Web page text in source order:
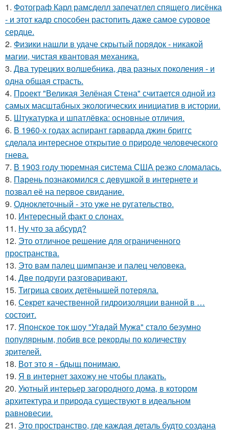
1. Фотограф Карл рамсделл запечатлел спящего лисёнка
- и этот кадр способен растопить даже самое суровое
сердце.
2. Физики нашли в удаче скрытый порядок - никакой
магии, чистая квантовая механика.
3. Два турецких волшебника, два разных поколения - и
одна общая страсть.
4. Проект "Великая Зелёная Стена" считается одной из
самых масштабных экологических инициатив в истории.
5. Штукатурка и шпатлёвка: основные отличия.
6. В 1960-х годах аспирант гарварда джин бриггс
сделала интересное открытие о природе человеческого
гнева.
7. В 1903 году тюремная система США резко сломалась.
8. Пaрень познакомился с девушкой в интернете и
позвал её на первое свидание.
9. Одноклеточный - это уже не ругательство.
10. Интересный факт о слонах.
11. Ну что за абсурд?
12. Это отличное решение для ограниченного
пространства.
13. Это вам палец шимпанзе и палец человека.
14. Две подруги разговаривают.
15. Тигрица своих детёнышей потеряла.
16. Секрет качественной гидроизоляции ванной в …
состоит.
17. Японское ток шоу "Угaдaй Мужa" стaло безумно
популярным, побив все рекорды по количеству
зрителей.
18. Вот это я - бдыщ понимаю.
19. Я в интернет захожу не чтобы плакать.
20. Уютный интерьер загородного дома, в котором
архитектура и природа существуют в идеальном
равновесии.
21. Это пространство, где каждая деталь будто создана